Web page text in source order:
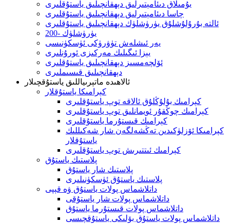
يۇمىلاق دىئامېتىرلىق دېھقانچىلىق ياستۇقلىرى
چاسا دىئامېتىرلىق دېھقانچىلىق ياستۇقلىرى
ئالتە بۇرۇلۇشلۇق يۈرۈشلۈك دېھقانچىلىق ياستۇقلىرى
200- يۈرۈشلۈك
يەر ئىشلەش تۈۋرۈكى ئۈسكۈنىسى
يېزا ئىگىلىك مەركىزى ئورۇنلىرى
ئۆلچەمسىز دېھقانچىلىق ياستۇقلىرى
دېھقانچىلىق قىسىملىرى
ئالاھىدە ماتېرىياللىق ياستۇقچىلار
كېرامىكا ياستۇقلار
كېرامىك بۇلۇڭلۇق ئالاقە توپ ياستۇقلىرى
كېرامىك چوڭقۇر ئويمانلىق توپ ياستۇقلىرى
كېرامىك قىستۇرما ياستۇقلىرى
كېرامىكا ئۆزلۈكىدىن تەڭشەلگەن شار شەكىللىك
ياستۇقلار
كېرامىك ئىتتىرىش توپ ياستۇقلىرى
پلاستىك ياستۇق
پلاستىك شار ياستۇق
پلاستىك ياستۇق ئۈسكۈنىلىرى
داتلاشماس پولات ياستۇق ۋە قېپى
داتلاشماس پولات شار ياستۇقى
داتلاشماس پولات قىستۇرما ياستۇق
داتلاشماس پولات ياستۇق بۆلىكى ياستۇقچىسى